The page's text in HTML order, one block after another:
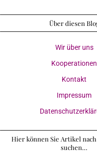
Über diesen
Wir über uns
Kooperationen
Kontakt
Impressum
Hier können Sie Artikel
suchen…